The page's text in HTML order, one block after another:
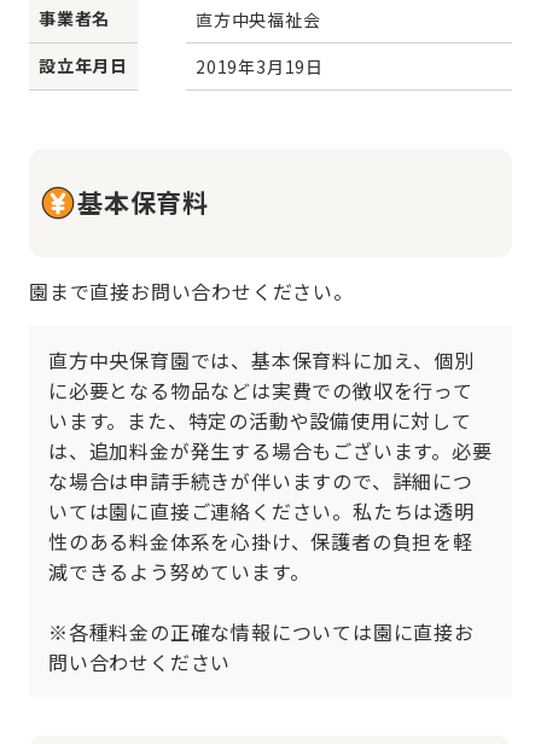
事業者名
直方中央福祉会
設立年月日
2019年3月19日
基本保育料
園まで直接お問い合わせください。
直方中央保育園では、基本保育料に加え、個別
に必要となる物品などは実費での徴収を行って
います。また、特定の活動や設備使用に対して
は、追加料金が発生する場合もございます。必要
な場合は申請手続きが伴いますので、詳細につ
いては園に直接ご連絡ください。私たちは透明
性のある料金体系を心掛け、保護者の負担を軽
減できるよう努めています。
※各種料金の正確な情報については園に直接お
問い合わせください